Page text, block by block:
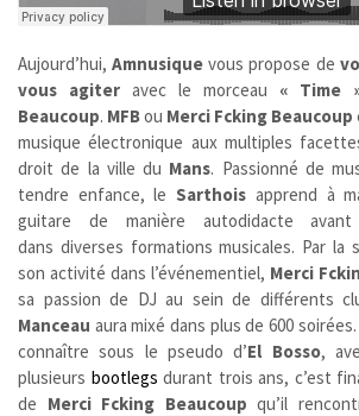
Aujourd’hui,Amnusique vous propose de
vous agiteravec le morceau « Time
Beaucoup. MFBou Merci Fcking Beaucoup
musique électronique aux multiples
droit de la ville du Mans. Passionné de
tendre enfance, leSarthois apprend à
guitare de manière autodidacte
dans diverses formations musicales. Par la
son activité dans l’événementiel, Merci
sa passion de DJ au sein de différents
Manceau aura mixé dans plus de 600
connaître sous le pseudo d’El Bosso,
plusieurs bootlegs durant trois ans, c’est
de Merci Fcking Beaucoup qu’il